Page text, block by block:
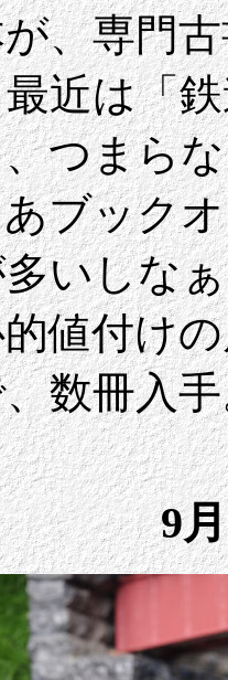
、専門
近は「
つまら
ブック
いしな
値付け
数冊入
9